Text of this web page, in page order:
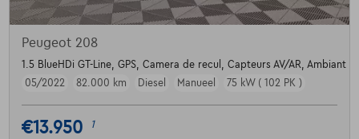
Peugeot 208
1.5 BlueHDi GT-Line, GPS, Camera de recul, Capteurs AV/AR, Ambiant
05/2022
82.000 km Diesel Manueel 75 kW ( 102 PK )
€13.950 1